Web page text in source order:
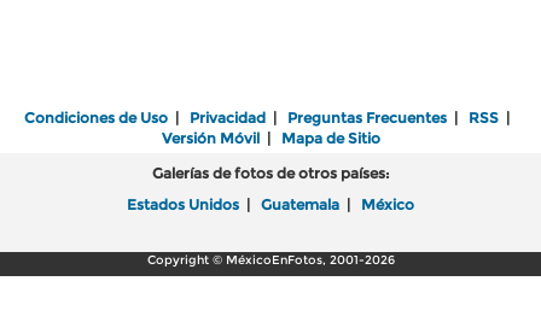
Condiciones de Uso | Privacidad | Preguntas Frecuentes | RSS |
Versión Móvil| Mapa de Sitio
Galerías de fotos de otros países:
Estados Unidos | Guatemala | México
Copyright © MéxicoEnFotos, 2001-2026